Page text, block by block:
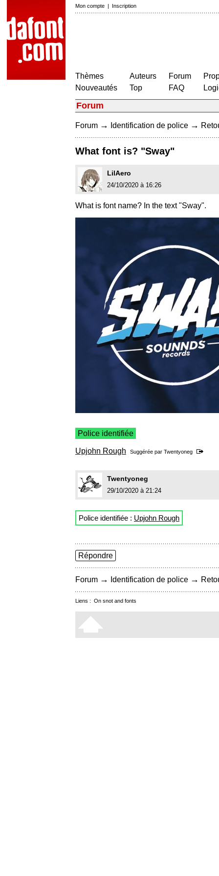
Mon compte | Inscription
Thèmes
Nouveautés
Auteurs
Top
Forum
FAQ
Forum
Forum → Identification de police →
What font is? "Sway"
LilAero
24/10/2020 à 16:26
What is font name? In the text "Sway".
Police identifiée
Upjohn Rough Suggérée par Twentyoneg
Twentyoneg
29/10/2020 à 21:24
Police identifiée : Upjohn Rough
Répondre
Forum → Identification de police →
Liens : On snot and fonts